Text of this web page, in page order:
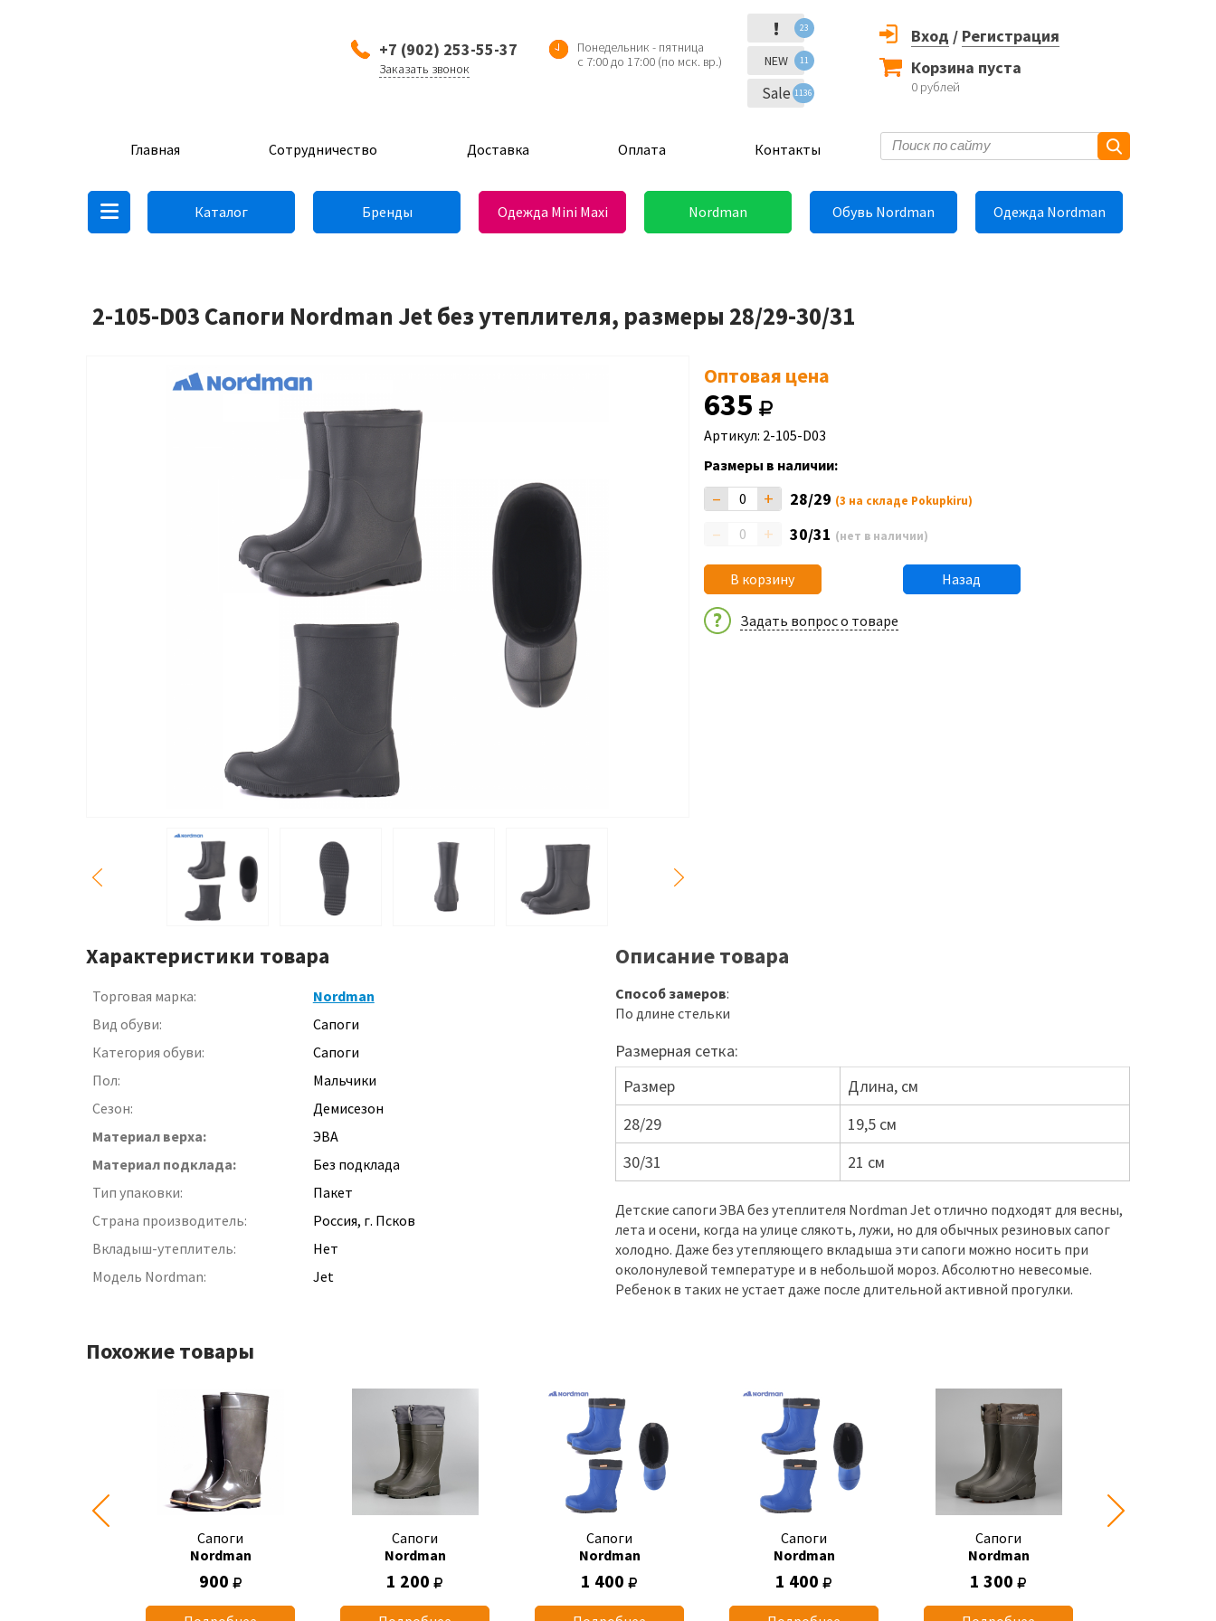
+7 (902) 253-55-37
Заказать звонок
Понедельник - пятница
с 7:00 до 17:00 (по мск. вр.)
! 23
NEW 11
Sale 1136
Вход / Регистрация
Корзина пуста
0 рублей
Главная Сотрудничество Доставка Оплата Контакты
Каталог Бренды Одежда Mini Maxi Nordman Обувь Nordman Одежда Nordman
2-105-D03 Сапоги Nordman Jet без утеплителя, размеры 28/29-30/31
Оптовая цена
635
Артикул: 2-105-D03
Размеры в наличии:
– + 28/29 (3 на складе Pokupkiru)
– + 30/31 (нет в наличии)
В корзину Назад
Задать вопрос о товаре
Характеристики товара
Торговая марка:
Nordman
Вид обуви:
Сапоги
Категория обуви:
Сапоги
Пол:
Мальчики
Сезон:
Демисезон
Материал верха:
ЭВА
Материал подклада:
Без подклада
Тип упаковки:
Пакет
Страна производитель:
Россия, г. Псков
Вкладыш-утеплитель:
Нет
Модель Nordman:
Jet
Описание товара
Способ замеров:
По длине стельки
Размерная сетка:
Размер
Длина, см
28/29
19,5 см
30/31
21 см
Детские сапоги ЭВА без утеплителя Nordman Jet отлично подходят для весны,
лета и осени, когда на улице слякоть, лужи, но для обычных резиновых сапог
холодно. Даже без утепляющего вкладыша эти сапоги можно носить при
околонулевой температуре и в небольшой мороз. Абсолютно невесомые.
Ребенок в таких не устает даже после длительной активной прогулки.
Похожие товары
Сапоги
Nordman
900
Сапоги
Nordman
1 200
Сапоги
Nordman
1 400
Сапоги
Nordman
1 400
Сапоги
Nordman
1 300